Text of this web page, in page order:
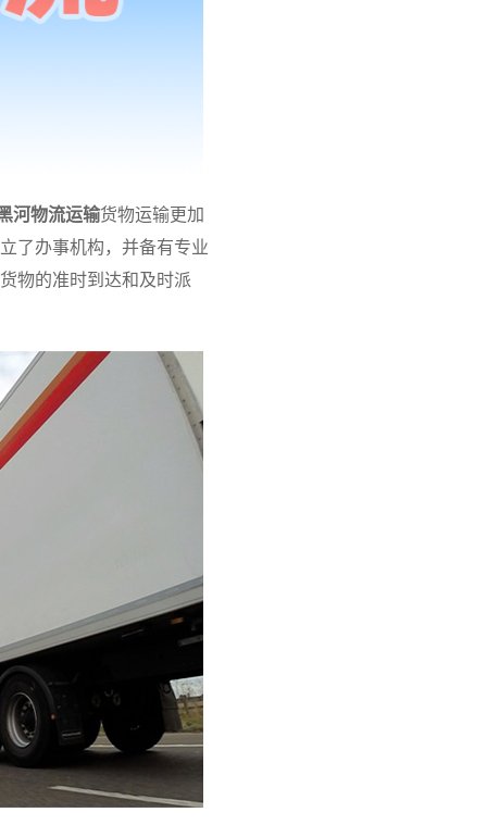
河物流运输货物运输更加
了办事机构，并备有专业
物的准时到达和及时派